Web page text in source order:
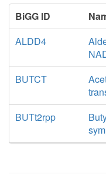
BiGG ID
ALDD4
BUTCT
BUTt2rpp